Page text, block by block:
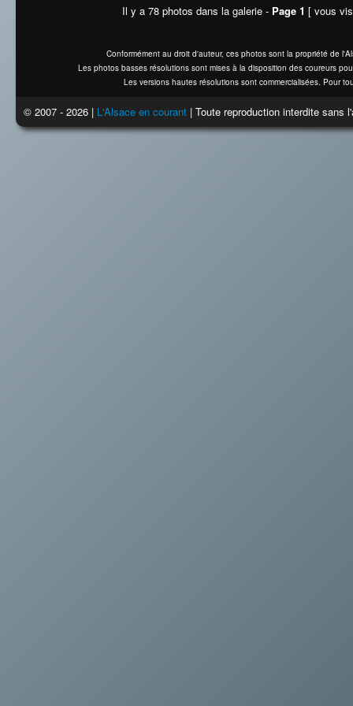
Il y a 78 photos dans la galerie - Page 1 [ vous
Conformément au droit d'auteur, ces photos sont la propriété de
Les photos basses résolutions sont mises à la disposition des coureurs
Les versions hautes résolutions sont commercialisées. Pour
© 2007 - 2026 | L'Alsace en courant | Toute reproduction interdite sans